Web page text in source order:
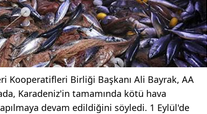
Kooperatifleri Birliği Başkanı Ali Bayrak, AA
Karadeniz'in tamamında kötü hava
devam edildiğini söyledi. 1 Eylül'de